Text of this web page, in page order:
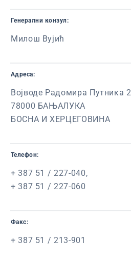
Генерални конзул:
Милош Вујић
Адреса:
Војводе Радомира Путника 2
78000 БАЊАЛУКА
БОСНА И ХЕРЦЕГОВИНА
Телефон:
+ 387 51 / 227-040,
+ 387 51 / 227-060
Факс:
+ 387 51 / 213-901